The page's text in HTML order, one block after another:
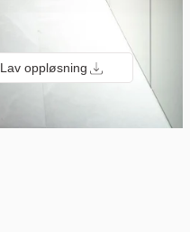
Lav oppløsning